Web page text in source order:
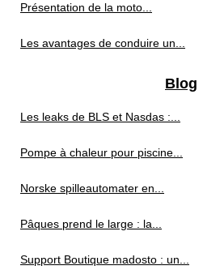
Présentation de la moto...
Les avantages de conduire un...
Blog
Les leaks de BLS et Nasdas :...
Pompe à chaleur pour piscine...
Norske spilleautomater en...
Pâques prend le large : la...
Support Boutique madosto : un...